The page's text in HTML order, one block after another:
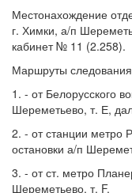
Местонахождение
г. Химки, а/п
кабинет № 11 (2.258).
Маршруты
1. - от Белорусского
Шереметьево, т. Е,
2. - от станции метро
остановки а/п
3. - от ст. метро
Шереметьево, т. F.